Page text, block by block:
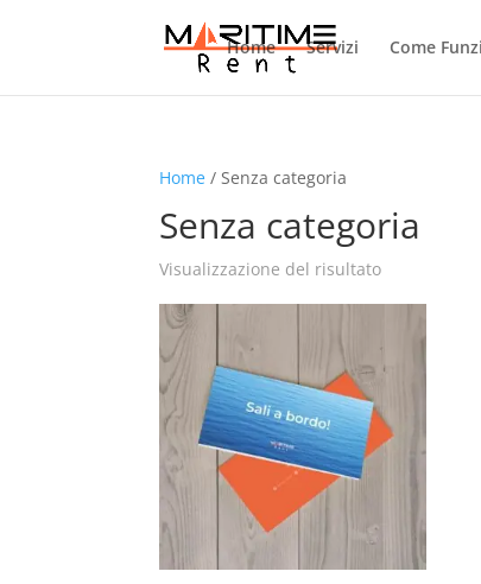
Home Servizi Come
Home / Senza categoria
Senza categoria
Visualizzazione del risultato